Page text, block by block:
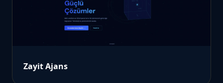
Zayit Ajans